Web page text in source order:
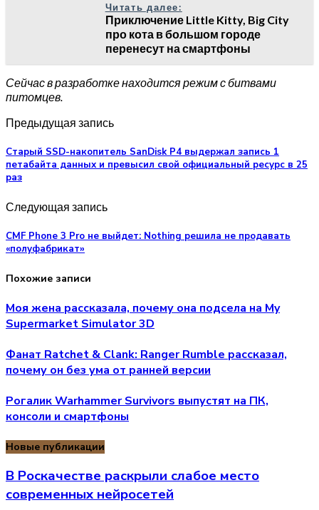
Читать далее:
Приключение Little Kitty, Big City
про кота в большом городе
перенесут на смартфоны
Сейчас в разработке находится режим с битвами
питомцев.
Предыдущая запись
Старый SSD-накопитель SanDisk P4 выдержал запись 1
петабайта данных и превысил свой официальный ресурс в 25
раз
Следующая запись
CMF Phone 3 Pro не выйдет: Nothing решила не продавать
«полуфабрикат»
Похожие записи
Моя жена рассказала, почему она подсела на My
Supermarket Simulator 3D
Фанат Ratchet & Clank: Ranger Rumble рассказал,
почему он без ума от ранней версии
Рогалик Warhammer Survivors выпустят на ПК,
консоли и смартфоны
Новые публикации
В Роскачестве раскрыли слабое место
современных нейросетей